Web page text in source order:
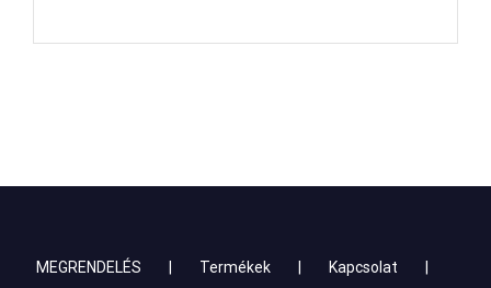
MEGRENDELÉS Termékek
Kapcsolat